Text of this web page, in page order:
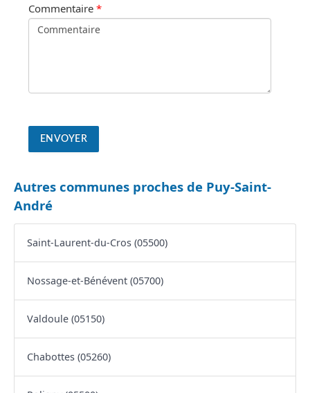
Commentaire *
Autres communes proches de Puy-Saint-
André
Saint-Laurent-du-Cros (05500)
Nossage-et-Bénévent (05700)
Valdoule (05150)
Chabottes (05260)